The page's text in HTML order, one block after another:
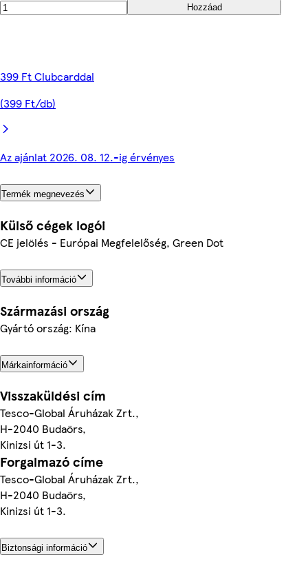
Hozzáad
399 Ft Clubcarddal
(399 Ft/db)
Az ajánlat 2026. 08. 12.-ig érvényes
Termék megnevezés
Külső cégek logói
CE jelölés - Európai Megfelelőség, Green Dot
További információ
Származási ország
Gyártó ország: Kína
Márkainformáció
Visszaküldési cím
Tesco-Global Áruházak Zrt.,
H-2040 Budaörs,
Kinizsi út 1-3.
Forgalmazó címe
Tesco-Global Áruházak Zrt.,
H-2040 Budaörs,
Kinizsi út 1-3.
Biztonsági információ